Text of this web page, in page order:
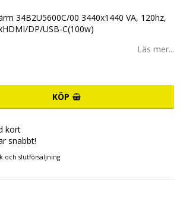
34B2U5600C/00 3440x1440 VA, 120hz,
DP/USB-C(100w)
Läs mer...
KÖP
kort
snabbt!
och slutförsäljning